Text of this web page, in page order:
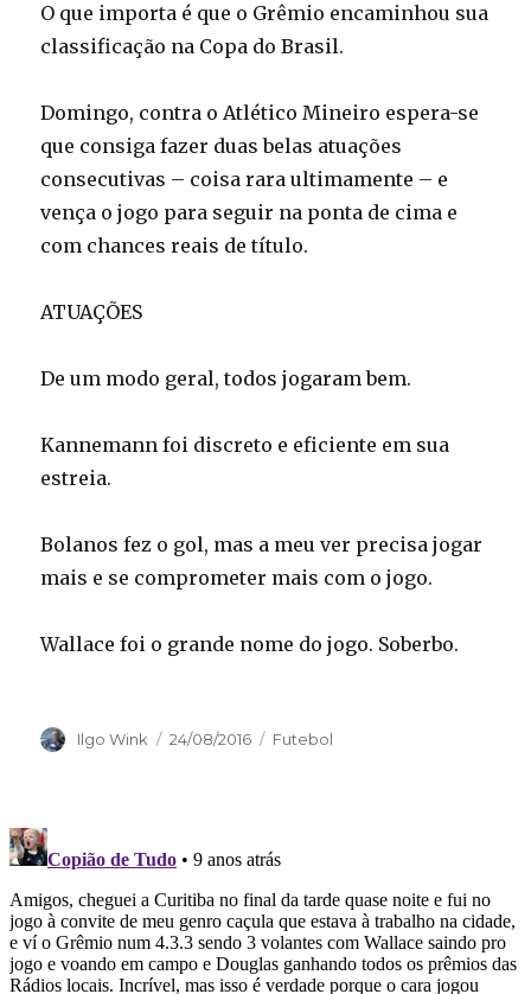
O que importa é que o Grêmio encaminhou sua
classificação na Copa do Brasil.
Domingo, contra o Atlético Mineiro espera-se
que consiga fazer duas belas atuações
consecutivas – coisa rara ultimamente – e
vença o jogo para seguir na ponta de cima e
com chances reais de título.
ATUAÇÕES
De um modo geral, todos jogaram bem.
Kannemann foi discreto e eficiente em sua
estreia.
Bolanos fez o gol, mas a meu ver precisa jogar
mais e se comprometer mais com o jogo.
Wallace foi o grande nome do jogo. Soberbo.
Autor
Ilgo Wink
Publicado
24/08/2016 Categorias
Futebol